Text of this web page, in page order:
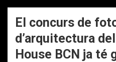
El concurs de
d’arquitectura
House BCN ja té